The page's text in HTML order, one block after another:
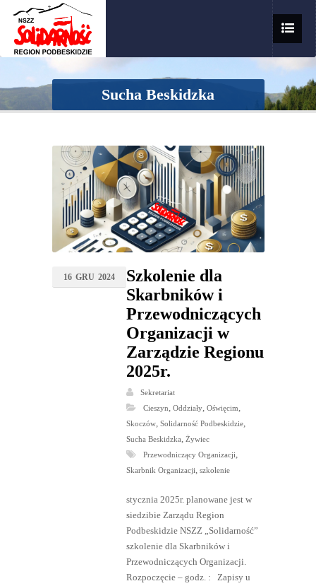
Sucha Beskidzka
16 GRU 2024
Szkolenie dla
Skarbników i
Przewodniczących
Organizacji w
Zarządzie Regionu
2025r.
Sekretariat
Cieszyn Oddziały, Oświęcim
Skoczów, Solidarność Podbeskidzie,
Sucha Beskidzka
Żywiec
Przewodniczący Organizacji
Skarbnik Organizacji szkolenie
stycznia 2025r. planowane jest w
siedzibie Zarządu Region
Podbeskidzie NSZZ „Solidarność”
szkolenie dla Skarbników i
Przewodniczących Organizacji.
Rozpoczęcie – godz. : Zapisy u